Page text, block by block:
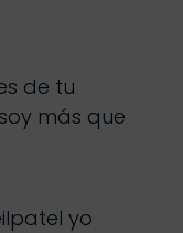
de tu
más que
yo